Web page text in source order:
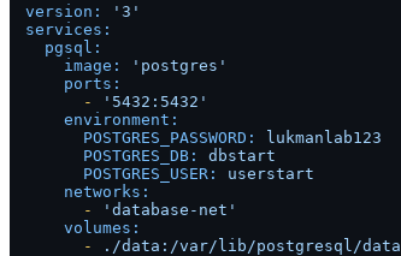
version:
'3'
services:
pgsql:
image:
'postgres'
ports:
-
'5432:5432'
environment:
POSTGRES_PASSWORD:
lukmanlab123
POSTGRES_DB:
dbstart
POSTGRES_USER:
userstart
networks:
-
'database-net'
volumes:
-
./data:/var/lib/postgresql/data